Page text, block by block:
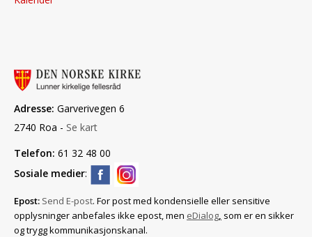
Adresse: Garverivegen 6
2740 Roa - Se kart
Telefon: 61 32 48 00
Sosiale medier:
Epost: Send E-post. For post med konfidensielle eller sensitive
opplysninger anbefales ikke epost, men eDialog, som er en sikker
og trygg kommunikasjonskanal.